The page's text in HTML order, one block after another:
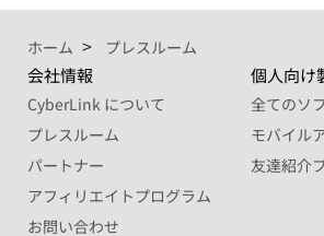
ホーム プレスルーム
会社情報
CyberLink について
プレスルーム
パートナー
アフィリエイトプログラム
お問い合わせ
個人向け
全てのソ
モバイル
友達紹介